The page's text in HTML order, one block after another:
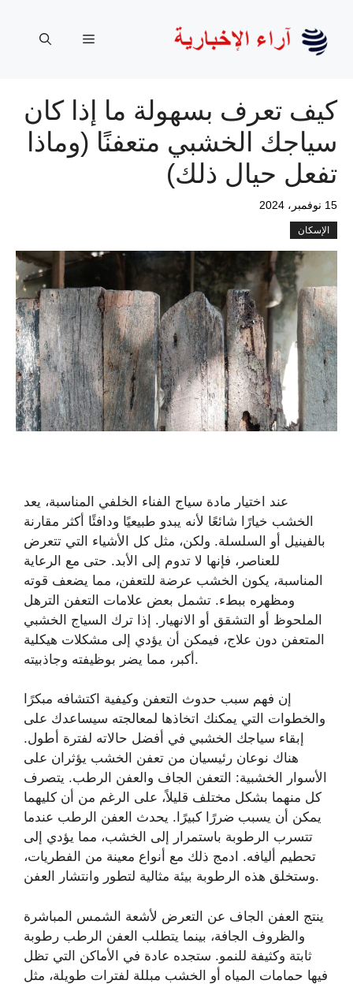
المحتوى
القائمة
كيف تعرف بسهولة ما إذا كان
سياجك الخشبي متعفنًا (وماذا
تفعل حيال ذلك)
15 نوفمبر، 2024
الإسكان
عند اختيار مادة سياج الفناء الخلفي المناسبة، يعد
الخشب خيارًا شائعًا لأنه يبدو طبيعيًا ودافئًا أكثر مقارنة
بالفينيل أو السلسلة. ولكن، مثل كل الأشياء التي تتعرض
للعناصر، فإنها لا تدوم إلى الأبد. حتى مع الرعاية
المناسبة، يكون الخشب عرضة للتعفن، مما يضعف قوته
ومظهره ببطء. تشمل بعض علامات التعفن الترهل
الملحوظ أو التشقق أو الانهيار. إذا ترك السياج الخشبي
المتعفن دون علاج، فيمكن أن يؤدي إلى مشكلات هيكلية
أكبر، مما يضر بوظيفته وجاذبيته.
إن فهم سبب حدوث التعفن وكيفية اكتشافه مبكرًا
والخطوات التي يمكنك اتخاذها لمعالجته سيساعدك على
إبقاء سياجك الخشبي في أفضل حالاته لفترة أطول.
هناك نوعان رئيسيان من تعفن الخشب يؤثران على
الأسوار الخشبية: التعفن الجاف والعفن الرطب. يتصرف
كل منهما بشكل مختلف قليلاً، على الرغم من أن كليهما
يمكن أن يسبب ضررًا كبيرًا. يحدث العفن الرطب عندما
تتسرب الرطوبة باستمرار إلى الخشب، مما يؤدي إلى
تحطيم أليافه. ادمج ذلك مع أنواع معينة من الفطريات،
وستخلق هذه الرطوبة بيئة مثالية لتطور وانتشار العفن.
ينتج العفن الجاف عن التعرض لأشعة الشمس المباشرة
والظروف الجافة، بينما يتطلب العفن الرطب رطوبة
ثابتة وكثيفة للنمو. ستجده عادة في الأماكن التي تظل
فيها حمامات المياه أو الخشب مبللة لفترات طويلة، مثل